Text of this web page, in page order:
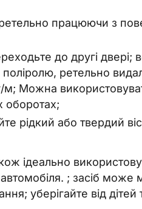
працюючи з
до другі двері;
поліролю, ретельно
м; Можна
оборотах;
рідкий або твердий
ідеально
; засіб може
уберігайте від дітей